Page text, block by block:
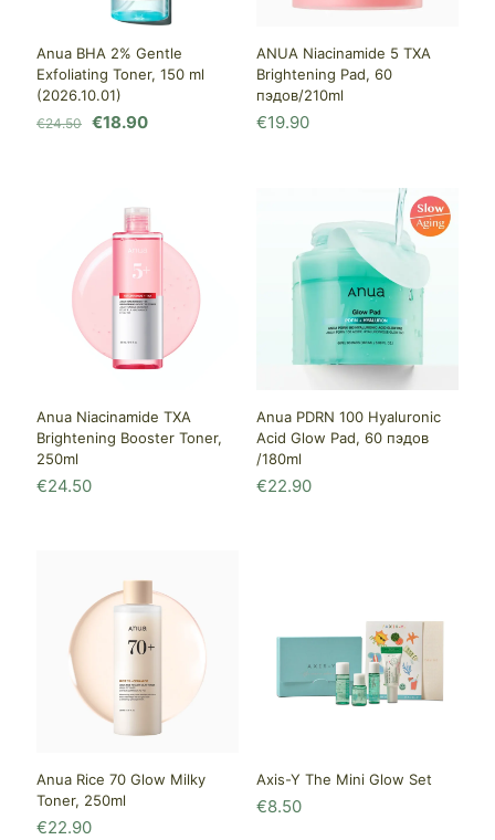
Anua BHA 2% Gentle
Exfoliating Toner, 150 ml
(2026.10.01)
€24.50 Первоначальная
€18.90Текущая
ANUA Niacinamide 5 TXA
Brightening Pad, 60
пэдов/210ml
€19.90
Anua Niacinamide TXA
Brightening Booster Toner,
250ml
€24.50
Anua PDRN 100 Hyaluronic
Acid Glow Pad, 60 пэдов
/180ml
€22.90
Anua Rice 70 Glow Milky
Toner, 250ml
€22.90
Axis-Y The Mini Glow Set
€8.50